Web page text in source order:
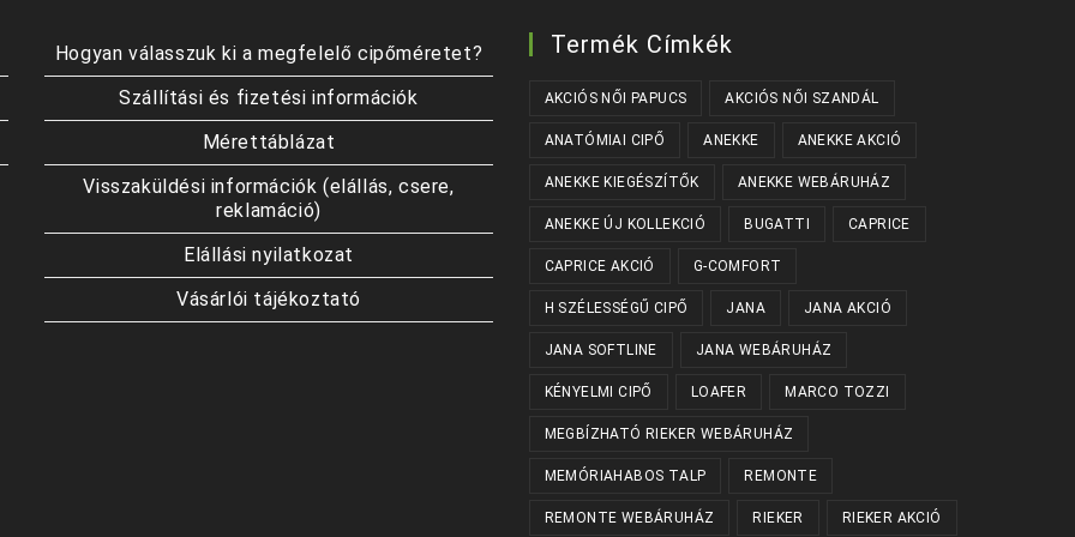
Hogyan válasszuk ki a megfelelő cipőméretet?
Szállítási és fizetési információk
Mérettáblázat
Visszaküldési információk (elállás, csere,
reklamáció)
Elállási nyilatkozat
Vásárlói tájékoztató
Termék Címkék
AKCIÓS NŐI PAPUCS AKCIÓS NŐI SZANDÁL
ANATÓMIAI CIPŐ ANEKKE ANEKKE AKCIÓ
ANEKKE KIEGÉSZÍTŐK ANEKKE WEBÁRUHÁZ
ANEKKE ÚJ KOLLEKCIÓ BUGATTI CAPRICE
CAPRICE AKCIÓ G-COMFORT
H SZÉLESSÉGŰ CIPŐ JANA JANA AKCIÓ
JANA SOFTLINE JANA WEBÁRUHÁZ
KÉNYELMI CIPŐ LOAFER MARCO TOZZI
MEGBÍZHATÓ RIEKER WEBÁRUHÁZ
MEMÓRIAHABOS TALP REMONTE
REMONTE WEBÁRUHÁZ RIEKER RIEKER AKCIÓ